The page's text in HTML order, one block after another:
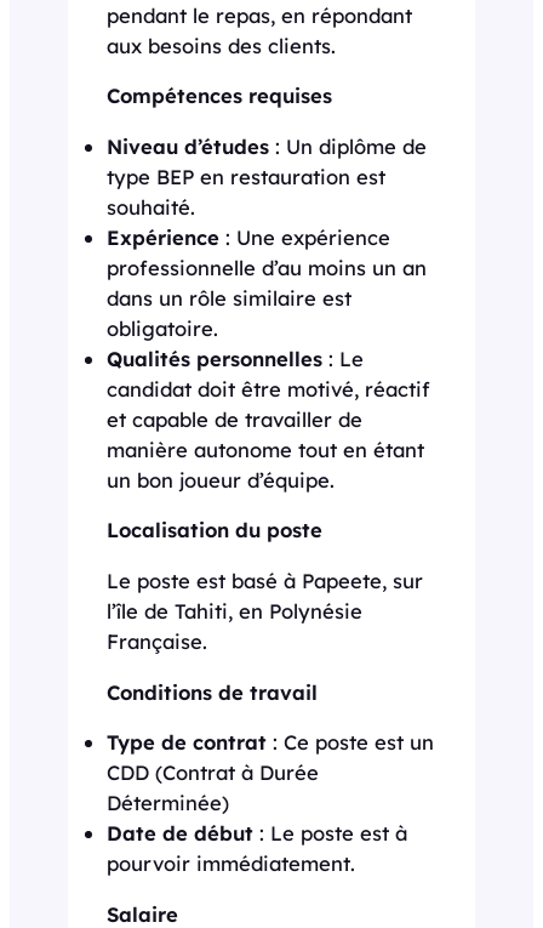
pendant le repas, en répondant
aux besoins des clients.
Compétences requises
Niveau d’études : Un diplôme de
type BEP en restauration est
souhaité.
Expérience : Une expérience
professionnelle d’au moins un an
dans un rôle similaire est
obligatoire.
Qualités personnelles : Le
candidat doit être motivé, réactif
et capable de travailler de
manière autonome tout en étant
un bon joueur d’équipe.
Localisation du poste
Le poste est basé à Papeete, sur
l’île de Tahiti, en Polynésie
Française.
Conditions de travail
Type de contrat : Ce poste est un
CDD (Contrat à Durée
Déterminée)
Date de début : Le poste est à
pourvoir immédiatement.
Salaire